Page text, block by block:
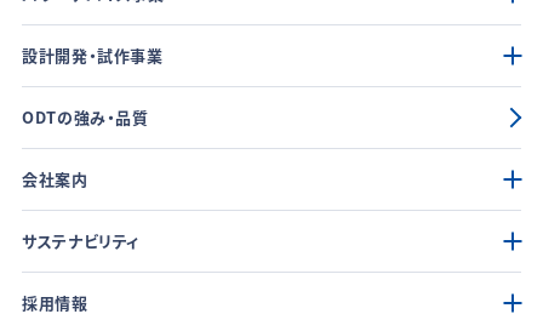
設計開発・試作事業
ODTの強み・品質
会社案内
サステナビリティ
採用情報